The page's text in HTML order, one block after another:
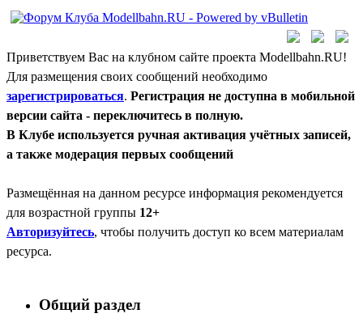
Приветствуем Вас на клубном сайте проекта Modellbahn.RU!
Для размещения своих сообщений необходимо
зарегистрироваться. Регистрация не доступна в мобильной
версии сайта - переключитесь в полную.
В Клубе используется ручная активация учётных записей,
а также модерация первых сообщений
Размещённая на данном ресурсе информация рекомендуется
для возрастной группы 12+
Авторизуйтесь, чтобы получить доступ ко всем материалам
ресурса.
Общий раздел